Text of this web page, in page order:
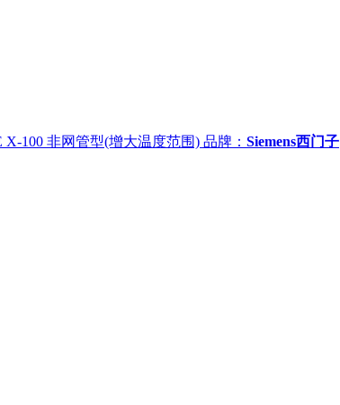
X-100 非网管型(增大温度范围) 品牌： Siemens西门子